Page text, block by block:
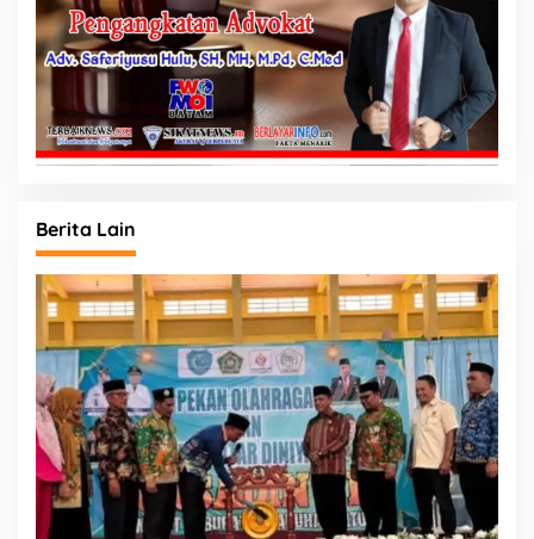
Berita Lain